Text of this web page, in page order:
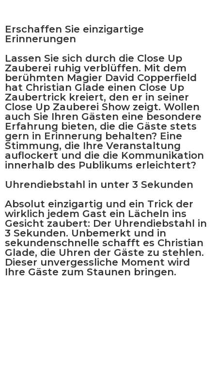
Erschaffen Sie einzigartige
Erinnerungen
Lassen Sie sich durch die Close Up
Zauberei ruhig verblüffen. Mit dem
berühmten Magier David Copperfield
hat Christian Glade einen Close Up
Zaubertrick kreiert, den er in seiner
Close Up Zauberei Show zeigt. Wollen
auch Sie Ihren Gästen eine besondere
Erfahrung bieten, die die Gäste stets
gern in Erinnerung behalten? Eine
Stimmung, die Ihre Veranstaltung
auflockert und die die Kommunikation
innerhalb des Publikums erleichtert?
Uhrendiebstahl in unter 3 Sekunden
Absolut einzigartig und ein Trick der
wirklich jedem Gast ein Lächeln ins
Gesicht zaubert: Der Uhrendiebstahl in
3 Sekunden. Unbemerkt und in
sekundenschnelle schafft es Christian
Glade, die Uhren der Gäste zu stehlen.
Dieser unvergessliche Moment wird
Ihre Gäste zum Staunen bringen.